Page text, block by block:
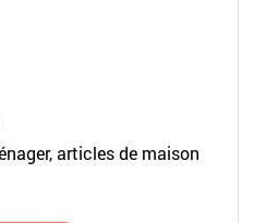
articles de maison